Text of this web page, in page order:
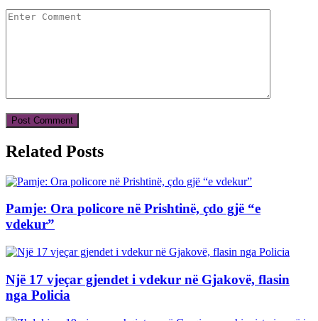
Related Posts
Pamje: Ora policore në Prishtinë, çdo gjë “e
vdekur”
Një 17 vjeçar gjendet i vdekur në Gjakovë, flasin
nga Policia